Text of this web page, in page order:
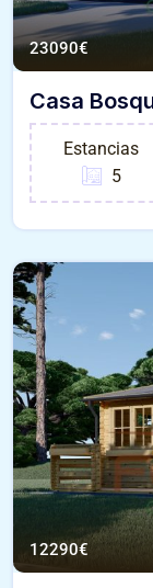
23090€
Casa
Estancias
5
12290€